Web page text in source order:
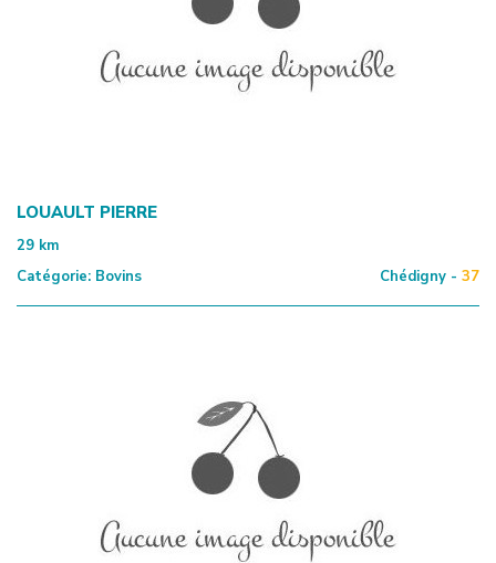
LOUAULT PIERRE
29 km
Catégorie: Bovins Chédigny - 37